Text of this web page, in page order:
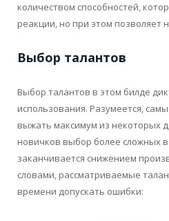
количеством способностей,
реакции, но при этом позволяет
Выбор талантов
Выбор талантов в этом билде
использования. Разумеется,
выжать максимум из некоторых
новичков выбор более сложных
заканчивается снижением
словами, рассматриваемые
времени допускать ошибки: